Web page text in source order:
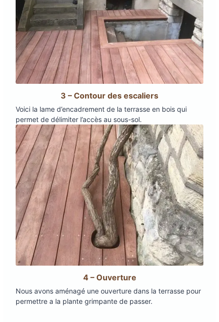
3 – Contour des escaliers
Voici la lame d’encadrement de la terrasse en bois qui
permet de délimiter l’accès au sous-sol.
4 – Ouverture
Nous avons aménagé une ouverture dans la terrasse pour
permettre a la plante grimpante de passer.